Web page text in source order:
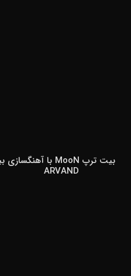
بیت ترپ MooN با آهنگسازی
ARVAND